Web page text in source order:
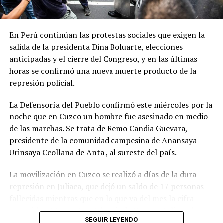
Para la funcionaria, el temario es “suficientemente
importante y extenso como para que la oposición
entienda que en el libre democrático y en el libre juego
de las instituciones hay que sentarse a debatir” y pidió
“no extorsionar al gobierno y, por lo tanto, a la sociedad
con solo tratar los temas que a ellos les interesa ”.
los integrantes de la Corte Suprema de Justicia y para
ampliar su número de integrantes, el gobierno buscará
que lleguen al recinto los proyectos de modificación de
la Ley de Tránsito y Seguridad Vial sobre Alcoholemia
Cero para la conducción de vehículo; y el de de
Innovación 2030, entre otros.
En Perú continúan las protestas sociales que exigen la
salida de la presidenta Dina Boluarte, elecciones
anticipadas y el cierre del Congreso, y en las últimas
horas se confirmó una nueva muerte producto de la
represión policial.
La Defensoría del Pueblo confirmó este miércoles por la
noche que en Cuzco un hombre fue asesinado en medio
de las marchas. Se trata de Remo Candia Guevara,
presidente de la comunidad campesina de Anansaya
Urinsaya Ccollana de Anta , al sureste del país.
La movilización en Cuzco se realizó a días de la dura
represión en Juliaca, que dejó un saldo de 17 personas
superó las 40 muertes. Además de Cuzco y Juliaca, las
SEGUIR LEYENDO